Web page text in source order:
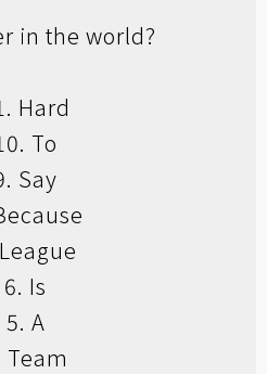
in the world?
Hard
To
Say
6. Is
5. A
Team